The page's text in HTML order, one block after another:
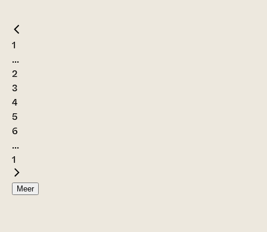
1
...
2
3
4
5
6
...
1
Meer